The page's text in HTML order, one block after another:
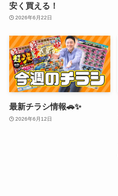
安く買える！
2026年6月22日
最新チラシ情報🚗✨
2026年6月12日